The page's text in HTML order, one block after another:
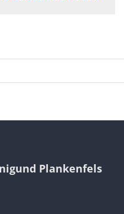
Plankenfels